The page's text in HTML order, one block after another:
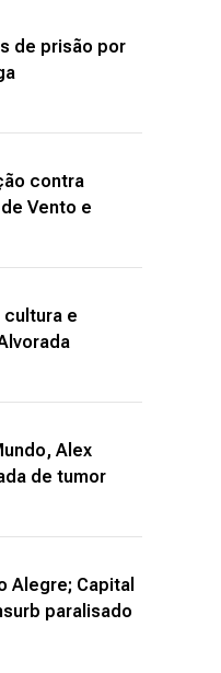
de prisão por
contra
Vento e
e
Alex
de tumor
Alegre; Capital
paralisado